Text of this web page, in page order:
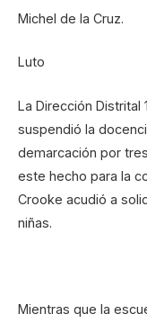
Michel de la Cruz.
Luto
La Dirección Distrital
suspendió la
demarcación por
este hecho para la
Crooke acudió a
niñas.
Mientras que la